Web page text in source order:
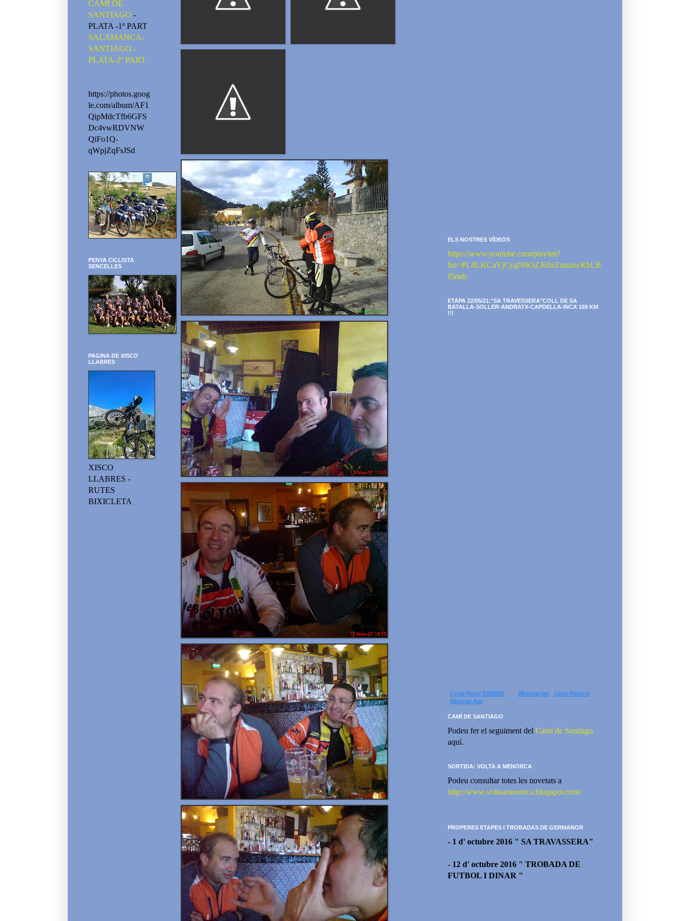
CAMI DE
SANTIAGO -
PLATA -1º PART
SALAMANCA-
SANTIAGO -
PLATA-2º PART
https://photos.goog
le.com/album/AF1
QipMdcTfb6GFS
Dc4vwRDVNW
QiFo1Q-
qWpjZqFsJSd
PENYA CICLISTA
SENCELLES
PAGINA DE XISCO
LLABRES
XISCO
LLABRES -
RUTES
BIXICLETA
ELS NOSTRES VÍDEOS
https://www.youtube.com/playlist?
list=PL8LKCaYjCygN8OZJ60zZmxuwKbLB
f5mdr
ETAPA 22/05/21:"SA TRAVESSERA"COLL DE SA
BATALLA-SOLLER-ANDRATX-CAPDELLA-INCA 169 KM
!!!
Cycle Route 8398880 - via Bikemap.net - Open Route in
Bikemap App
CAMÍ DE SANTIAGO
Podeu fer el seguiment del Camí de Santiago
aquí.
SORTIDA: VOLTA A MENORCA
Podeu consultar totes les novetats a
http://www.voltaamenorca.blogspot.com/
PROPERES ETAPES I TROBADAS DE GERMANOR
- 1 d' octubre 2016 " SA TRAVASSERA"
- 12 d' octubre 2016 " TROBADA DE
FUTBOL I DINAR "